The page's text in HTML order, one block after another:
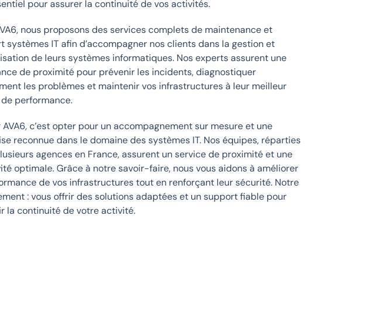
pour assurer la continuité de vos activités.
nous proposons des services complets de maintenance et
systèmes IT afin d’accompagner nos clients dans la gestion et
de leurs systèmes informatiques. Nos experts assurent une
de proximité pour prévenir les incidents, diagnostiquer
les problèmes et maintenir vos infrastructures à leur meilleur
performance.
AVA6, c’est opter pour un accompagnement sur mesure et une
reconnue dans le domaine des systèmes IT. Nos équipes, réparties
agences en France, assurent un service de proximité et une
optimale. Grâce à notre savoir-faire, nous vous aidons à améliorer
de vos infrastructures tout en renforçant leur sécurité. Notre
: vous offrir des solutions adaptées et un support fiable pour
la continuité de votre activité.